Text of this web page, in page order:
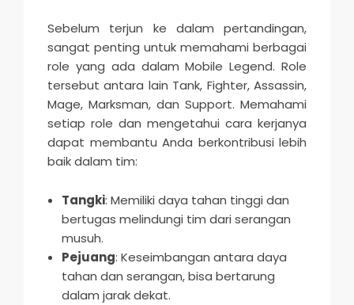
Sebelum terjun ke dalam pertandingan,
sangat penting untuk memahami berbagai
role yang ada dalam Mobile Legend. Role
tersebut antara lain Tank, Fighter, Assassin,
Mage, Marksman, dan Support. Memahami
setiap role dan mengetahui cara kerjanya
dapat membantu Anda berkontribusi lebih
baik dalam tim:
Tangki: Memiliki daya tahan tinggi dan
bertugas melindungi tim dari serangan
musuh.
Pejuang: Keseimbangan antara daya
tahan dan serangan, bisa bertarung
dalam jarak dekat.